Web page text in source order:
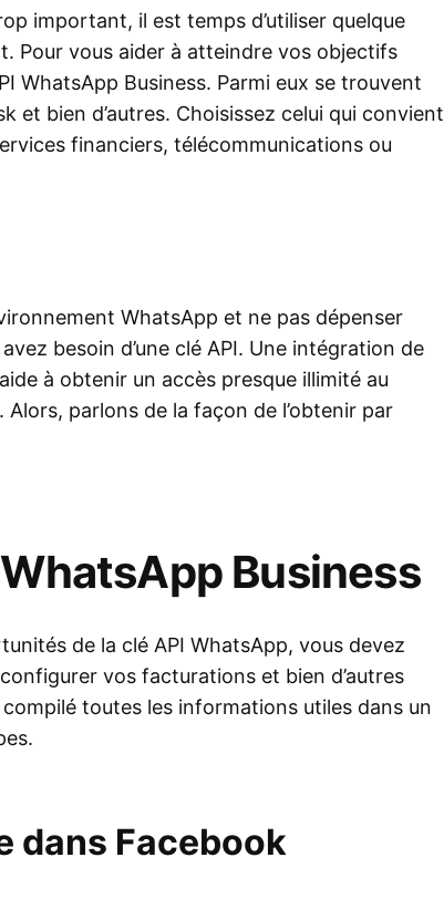
important, il est temps d’utiliser quelque
Pour vous aider à atteindre vos objectifs
WhatsApp Business. Parmi eux se trouvent
et bien d’autres. Choisissez celui qui convient
financiers, télécommunications ou
WhatsApp et ne pas dépenser
besoin d’une clé API. Une intégration de
à obtenir un accès presque illimité au
Alors, parlons de la façon de l’obtenir par
Business
de la clé API WhatsApp, vous devez
vos facturations et bien d’autres
toutes les informations utiles dans un
dans Facebook